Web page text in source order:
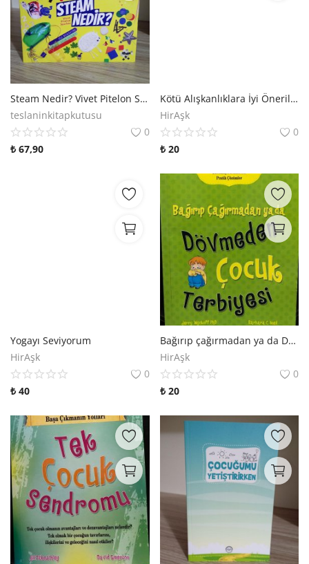
Steam Nedir? Vivet Pitelon Sparkes
teslaninkitapkutusu
0
₺ 67,90
Kötü Alışkanlıklara İyi Öneriler
HirAşk
0
₺20
Yogayı Seviyorum
HirAşk
0
₺ 40
Bağırıp çağırmadan ya da Dövmeden Çocuk Terbiyesi
HirAşk
0
₺20